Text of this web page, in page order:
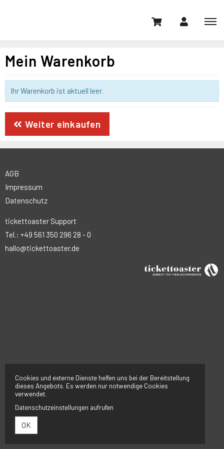
Mein Warenkorb
Ihr Warenkorb ist aktuell leer.
Weiter einkaufen
AGB
Impressum
Datenschutz
tickettoaster Support
Tel.: +49 561 350 296 28 - 0
hallo@tickettoaster.de
Cookies und externe Dienste helfen uns bei der Bereitstellung
dieses Angebots. Es werden nur notwendige Cookies
verwendet.
Datenschutzeinstellungen aufrufen
OK